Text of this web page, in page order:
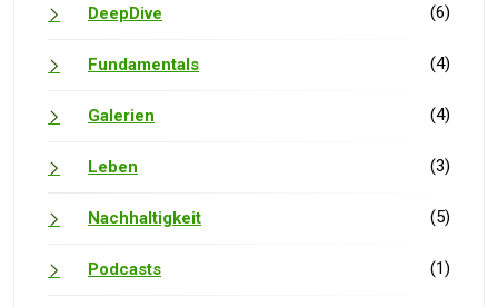
DeepDive (6)
Fundamentals (4)
Galerien (4)
Leben (3)
Nachhaltigkeit (5)
Podcasts (1)